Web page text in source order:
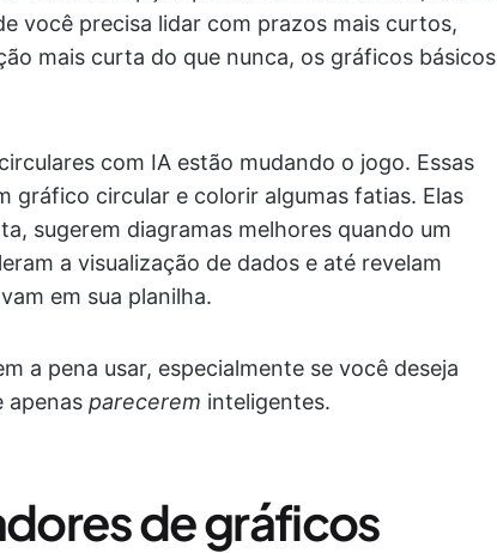
você precisa lidar com prazos mais curtos,
mais curta do que nunca, os gráficos básicos
com IA estão mudando o jogo. Essas
gráfico circular e colorir algumas fatias. Elas
sugerem diagramas melhores quando um
a visualização de dados e até revelam
em sua planilha.
a pena usar, especialmente se você deseja
apenas parecerem inteligentes.
de gráficos